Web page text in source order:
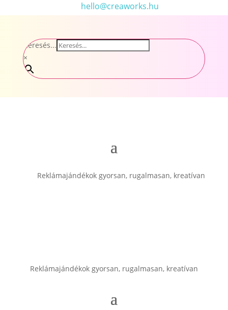
hello@creaworks.hu
Keresés...
×
Reklámajándékok gyorsan, rugalmasan, kreatívan
Reklámajándékok gyorsan, rugalmasan, kreatívan